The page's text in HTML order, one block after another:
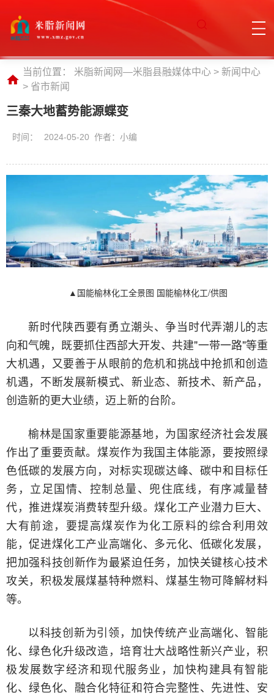
当前位置： 米脂新闻网—米脂县融媒体中心 > 新闻中心
> 省市新闻
三秦大地蓄势能源蝶变
时间： 2024-05-20 作者：小编
​▲国能榆林化工全景图 国能榆林化工/供图
新时代陕西要有勇立潮头、争当时代弄潮儿的志
向和气魄，既要抓住西部大开发、共建"一带一路"等重
大机遇，又要善于从眼前的危机和挑战中抢抓和创造
机遇，不断发展新模式、新业态、新技术、新产品，
创造新的更大业绩，迈上新的台阶。
榆林是国家重要能源基地，为国家经济社会发展
作出了重要贡献。煤炭作为我国主体能源，要按照绿
色低碳的发展方向，对标实现碳达峰、碳中和目标任
务，立足国情、控制总量、兜住底线，有序减量替
代，推进煤炭消费转型升级。煤化工产业潜力巨大、
大有前途，要提高煤炭作为化工原料的综合利用效
能，促进煤化工产业高端化、多元化、低碳化发展，
把加强科技创新作为最紧迫任务，加快关键核心技术
攻关，积极发展煤基特种燃料、煤基生物可降解材料
等。
以科技创新为引领，加快传统产业高端化、智能
化、绿色化升级改造，培育壮大战略性新兴产业，积
极发展数字经济和现代服务业，加快构建具有智能
化、绿色化、融合化特征和符合完整性、先进性、安